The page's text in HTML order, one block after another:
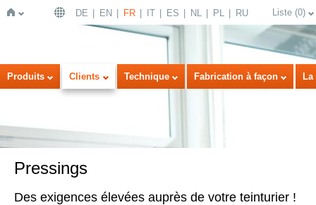
Page
DE EN FR IT ES NL PL RU Liste (0)
Produits Clients Technique Fabrication à façon
Pressings
Des exigences élevées auprès de votre teinturier !